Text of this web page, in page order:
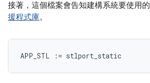
接著，這個檔案會告知建構系統要使用的
援程式庫。